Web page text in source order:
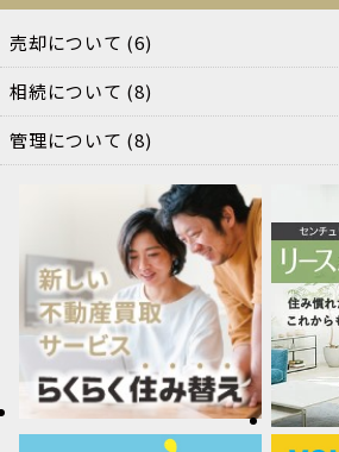
売却について (6)
相続について (8)
管理について (8)